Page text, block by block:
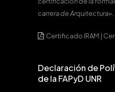
carrera de Arquitectura».
Certificado IRAM |
Declaración de
de la FAPyD UNR